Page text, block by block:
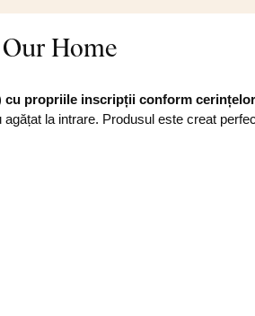
Home
cu propriile inscripții conform cerințelor
la intrare. Produsul este creat